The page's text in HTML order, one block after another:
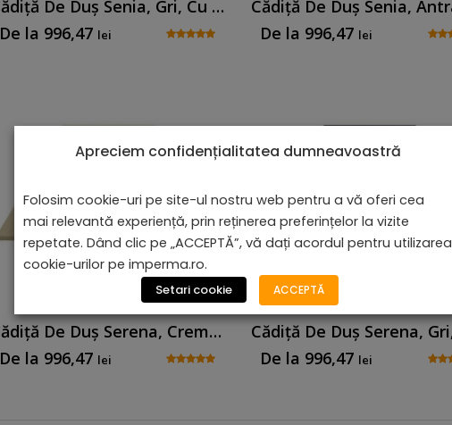
Cădiță De Duș Senia, Gri, Cu Sifon Inclus
De la 996,47 lei
De la 996,47 lei
Cădiță De Duș Serena, Crem, Cu Sifon Inclus
De la 996,47 lei
De la 996,47 lei
Apreciem confidențialitatea dumneavoastră
Folosim cookie-uri pe site-ul nostru web pentru a vă oferi cea
mai relevantă experiență, prin reținerea preferințelor la vizite
repetate. Dând clic pe „ACCEPTĂ”, vă dați acordul pentru utilizarea
cookie-urilor pe imperma.ro.
Setari cookie ACCEPTĂ